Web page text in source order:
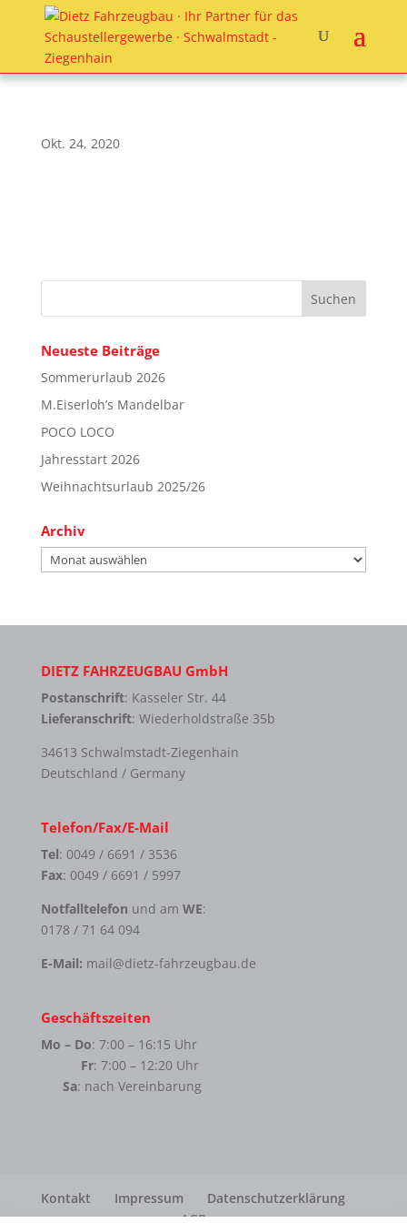
Okt. 24, 2020
Neueste Beiträge
Sommerurlaub 2026
M.Eiserloh’s Mandelbar
POCO LOCO
Jahresstart 2026
Weihnachtsurlaub 2025/26
Archiv
Archiv
DIETZ FAHRZEUGBAU GmbH
Postanschrift: Kasseler Str. 44
Lieferanschrift: Wiederholdstraße 35b
34613 Schwalmstadt-Ziegenhain
Deutschland / Germany
Telefon/Fax/E-Mail
Tel: 0049 / 6691 / 3536
Fax: 0049 / 6691 / 5997
Notfalltelefon und am WE:
0178 / 71 64 094
E-Mail: mail@dietz-fahrzeugbau.de
Geschäftszeiten
Mo – Do: 7:00 – 16:15 Uhr
Fr: 7:00 – 12:20 Uhr
Sa: nach Vereinbarung
Kontakt Impressum
Datenschutzerklärung
AGB